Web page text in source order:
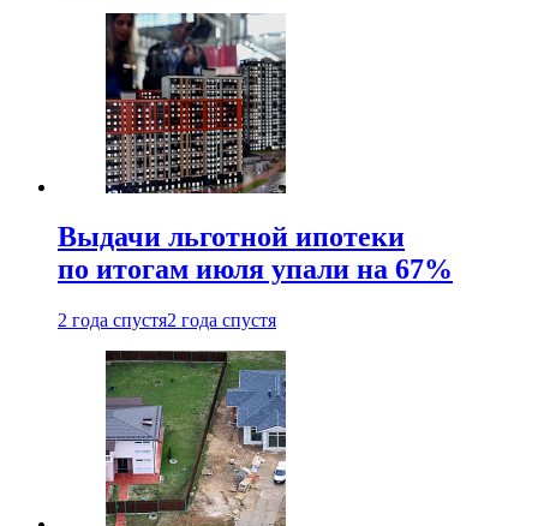
Выдачи льготной ипотеки
по итогам июля упали на 67%
2 года спустя2 года спустя